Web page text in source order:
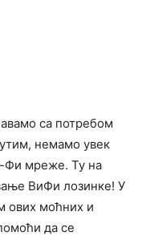
са потребом
немамо увек
Фи мреже. Ту на
ВиФи лозинке! У
ових моћних и
да се